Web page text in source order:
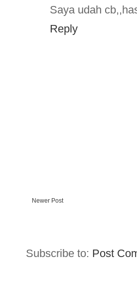
Saya udah
Reply
Newer Post
Subscribe to: Post